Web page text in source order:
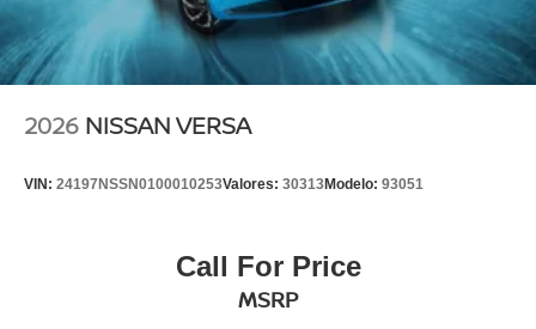
2026 NISSAN VERSA
VIN: 24197NSSN0100010253Valores: 30313Modelo: 93051
Call For Price
MSRP